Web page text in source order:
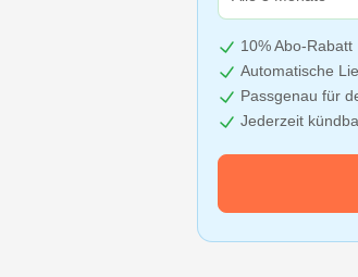
10% Abo-Rabatt
Automatische
Passgenau für
Jederzeit